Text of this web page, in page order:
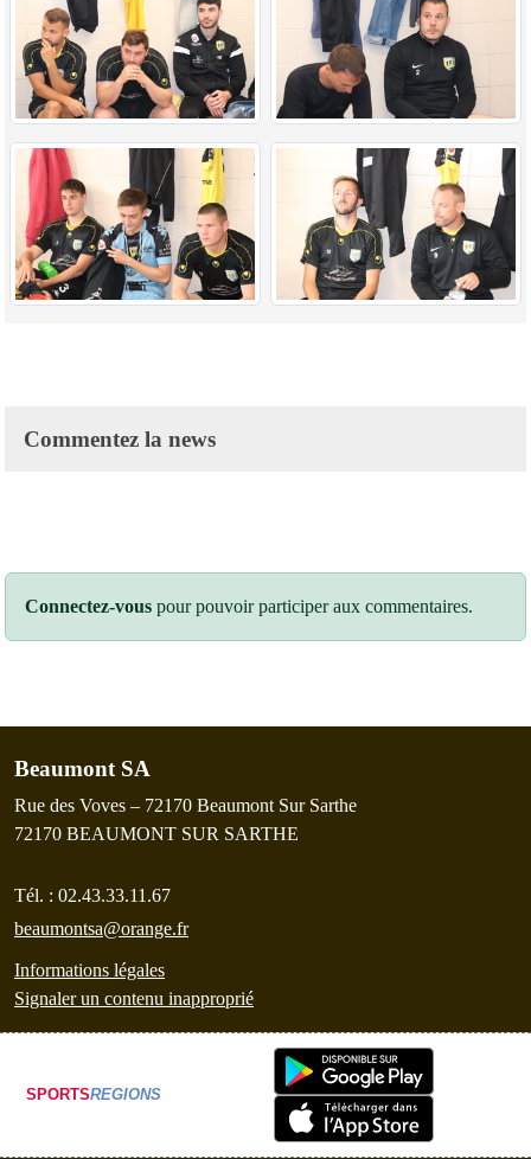
Commentez la news
Connectez-vous pour pouvoir participer aux commentaires.
Beaumont SA
Rue des Voves – 72170 Beaumont Sur Sarthe
72170 BEAUMONT SUR SARTHE
Tél. : 02.43.33.11.67
beaumontsa@orange.fr
Informations légales
Signaler un contenu inapproprié
SPORTSREGIONS